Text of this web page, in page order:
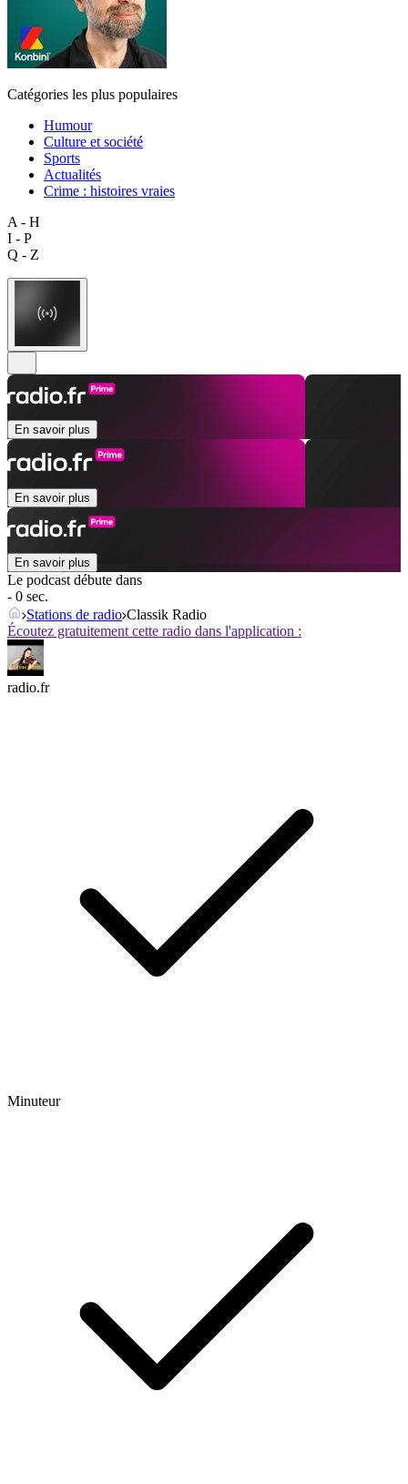
Catégories les plus populaires
Humour
Culture et société
Sports
Actualités
Crime : histoires vraies
A - H
I - P
Q - Z
En savoir plus
En savoir plus
En savoir plus
Le podcast débute dans
- 0 sec.
Stations de radio Classik Radio
Écoutez gratuitement cette radio dans l'application :
radio.fr
Minuteur